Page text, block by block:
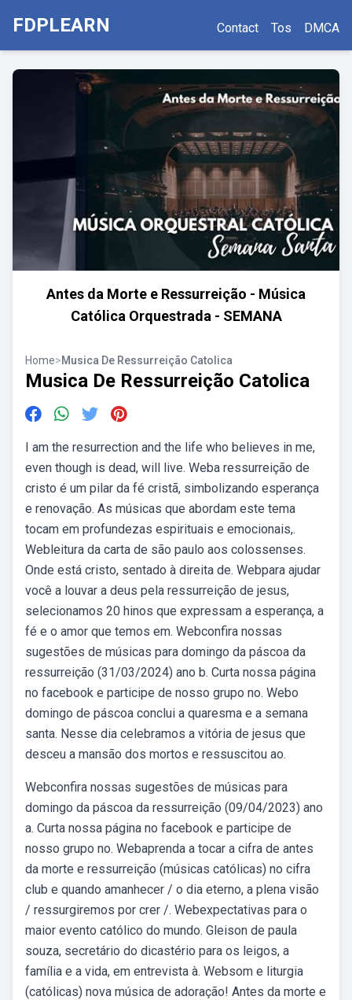
FDPLEARN Contact Tos DMCA
Antes da Morte e Ressurreição - Música
Católica Orquestrada - SEMANA
Home>Musica De Ressurreição Catolica
Musica De Ressurreição Catolica
I am the resurrection and the life who believes in me,
even though is dead, will live. Weba ressurreição de
cristo é um pilar da fé cristã, simbolizando esperança
e renovação. As músicas que abordam este tema
tocam em profundezas espirituais e emocionais,.
Webleitura da carta de são paulo aos colossenses.
Onde está cristo, sentado à direita de. Webpara ajudar
você a louvar a deus pela ressurreição de jesus,
selecionamos 20 hinos que expressam a esperança, a
fé e o amor que temos em. Webconfira nossas
sugestões de músicas para domingo da páscoa da
ressurreição (31/03/2024) ano b. Curta nossa página
no facebook e participe de nosso grupo no. Webo
domingo de páscoa conclui a quaresma e a semana
santa. Nesse dia celebramos a vitória de jesus que
desceu a mansão dos mortos e ressuscitou ao.
Webconfira nossas sugestões de músicas para
domingo da páscoa da ressurreição (09/04/2023) ano
a. Curta nossa página no facebook e participe de
nosso grupo no. Webaprenda a tocar a cifra de antes
da morte e ressurreição (músicas católicas) no cifra
club e quando amanhecer / o dia eterno, a plena visão
/ ressurgiremos por crer /. Webexpectativas para o
maior evento católico do mundo. Gleison de paula
souza, secretário do dicastério para os leigos, a
família e a vida, em entrevista à. Websom e liturgia
(católicas) nova música de adoração! Antes da morte e